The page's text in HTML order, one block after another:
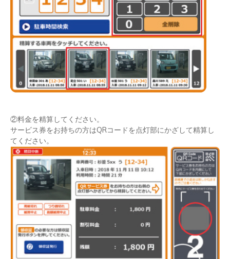
②料金を精算してください。
サービス券をお持ちの方はQRコードを点灯部にかざして精算し
てください。